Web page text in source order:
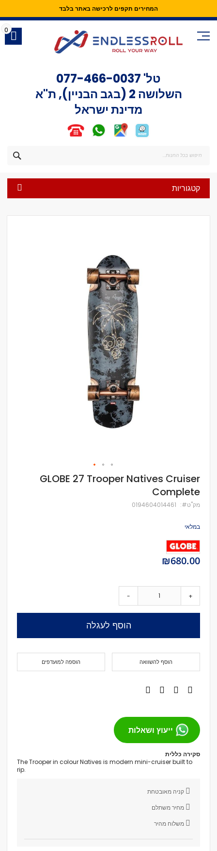
המחירים תקפים לרכישה באתר בלבד
Skip
Content
טל' 077-466-0037
השלושה 2 (בגב הבניין), ת"א
מדינת ישראל
0
קטגוריות
לדלג
להתחלה
של
תמונות
GLOBE 27 Trooper Natives Cruiser
Complete
מק''ט 0194604014461
במלאי
₪680.00
- +
הוסף לעגלה
הוספה למועדפים הוסף להשוואה
ייעוץ ושאלות
סקירה כללית
The Trooper in colour Natives is modern mini-cruiser built to
rip.
קניה מאובטחת
מחיר משתלם
משלוח מהיר